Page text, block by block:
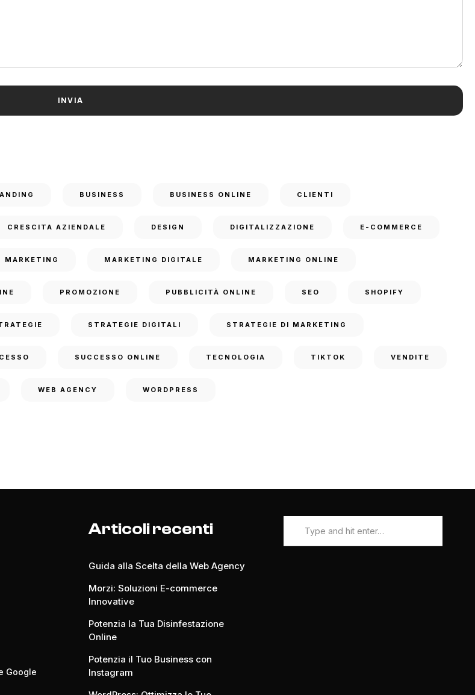
BUSINESS BUSINESS ONLINE CLIENTI
CRESCITA AZIENDALE DESIGN DIGITALIZZAZIONE E-COMMERCE
MARKETING MARKETING DIGITALE MARKETING ONLINE
PROMOZIONE PUBBLICITÀ ONLINE SEO SHOPIFY
STRATEGIE DIGITALI STRATEGIE DI MARKETING
SUCCESSO ONLINE TECNOLOGIA TIKTOK VENDITE
WEB AGENCY WORDPRESS
Google
Articoli recenti
Guida alla Scelta della Web Agency
Morzi: Soluzioni E-commerce
Innovative
Potenzia la Tua Disinfestazione
Online
Potenzia il Tuo Business con
Instagram